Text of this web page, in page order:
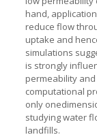
hand,
reduce flow
uptake and
simulations
is strongly
permeability
computational
only
studying water
landfills.